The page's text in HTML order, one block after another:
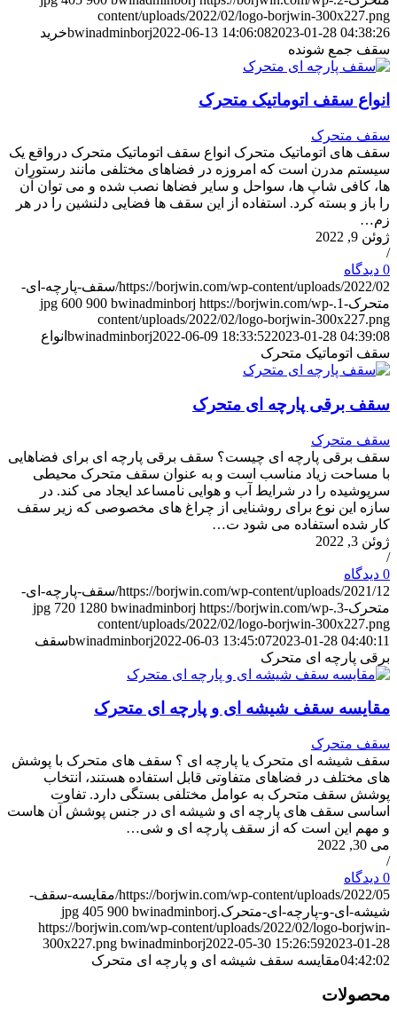
content/uploads/2022/02/logo-borjwin-300x227.png
bwinadminborj2022-06-13 14:06:082023-01-28 04:38:26
خرید
سقف جمع شونده
انواع سقف اتوماتیک متحرک
سقف متحرک
سقف های اتوماتیک متحرک انواع سقف اتوماتیک متحرک درواقع یک
سیستم مدرن است که امروزه در فضاهای مختلفی مانند رستوران
‌ها، کافی شاپ ‌ها، سواحل و سایر فضاها نصب شده و می ‌توان آن
را باز و بسته کرد. استفاده از این سقف‌ ها فضایی دلنشین را در هر
زم…
ژوئن 9, 2022
/
0 دیدگاه
https://borjwin.com/wp-content/uploads/2022/02/سقف-پارچه-ای-
متحرک-1.jpg
600 900 bwinadminborj https://borjwin.com/wp-
content/uploads/2022/02/logo-borjwin-300x227.png
bwinadminborj2022-06-09 18:33:522023-01-28 04:39:08
انواع
سقف اتوماتیک متحرک
سقف برقی پارچه ای متحرک
سقف متحرک
سقف برقی پارچه ای چیست؟ سقف برقی پارچه ای برای فضاهایی
با مساحت زیاد مناسب است و به عنوان سقف متحرک محیطی
سرپوشیده را در شرایط آب و هوایی نامساعد ایجاد می کند. در
سازه این نوع برای روشنایی از چراغ های مخصوصی که زیر سقف
کار شده استفاده می شود ت…
ژوئن 3, 2022
/
0 دیدگاه
https://borjwin.com/wp-content/uploads/2021/12/سقف-پارچه-ای-
متحرک-3.jpg
720 1280 bwinadminborj https://borjwin.com/wp-
content/uploads/2022/02/logo-borjwin-300x227.png
bwinadminborj2022-06-03 13:45:072023-01-28 04:40:11
سقف
برقی پارچه ای متحرک
مقایسه سقف شیشه ای و پارچه ای متحرک
سقف متحرک
سقف شیشه ای متحرک یا پارچه ای ؟ سقف های متحرک با پوشش
های مختلف در فضاهای متفاوتی قابل استفاده هستند، انتخاب
پوشش سقف متحرک به عوامل مختلفی بستگی دارد. تفاوت
اساسی سقف های پارچه ای و شیشه ای در جنس پوشش آن هاست
و مهم این است که از سقف پارچه ای و شی…
می 30, 2022
/
0 دیدگاه
https://borjwin.com/wp-content/uploads/2022/05/مقایسه-سقف-
شیشه-ای-و-پارچه-ای-متحرک.jpg
405 900 bwinadminborj
https://borjwin.com/wp-content/uploads/2022/02/logo-borjwin-
300x227.png bwinadminborj2022-05-30 15:26:592023-01-28
04:42:02مقایسه سقف شیشه ای و پارچه ای متحرک
محصولات